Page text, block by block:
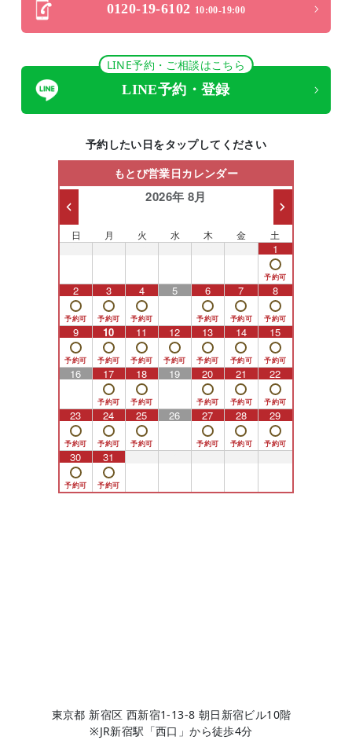
0120-19-6102 10:00-19:00
LINE予約・ご相談はこちら
LINE予約・登録
予約したい日をタップしてください
もとび営業日カレンダー
2026年 8月
日 月 火 水 木 金 土
1
2 3 4 5 6 7 8
9 10 11 12 13 14 15
16 17 18 19 20 21 22
23 24 25 26 27 28 29
30 31
東京都 新宿区 西新宿1-13-8 朝日新宿ビル10階
※JR新宿駅「西口」から徒歩4分